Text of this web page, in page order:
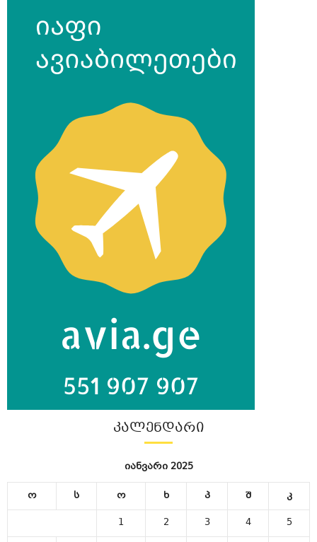
ᲙᲐᲚᲔᲜᲓᲐᲠᲘ
იანვარი 2025
ო ს ო ხ პ შ
კ
1
2 3 4 5